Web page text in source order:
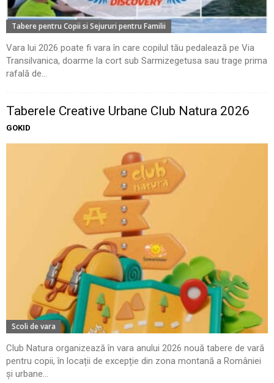
Tabere pentru Copii si Sejururi pentru Familii
Vara lui 2026 poate fi vara în care copilul tău pedalează pe Via
Transilvanica, doarme la cort sub Sarmizegetusa sau trage prima
rafală de...
Taberele Creative Urbane Club Natura 2026
GOKID
Scoli de vara
Club Natura organizează în vara anului 2026 nouă tabere de vară
pentru copii, în locații de excepție din zona montană a României
și urbane...